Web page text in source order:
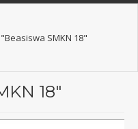
SMKN 18"
18"